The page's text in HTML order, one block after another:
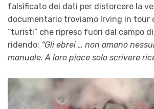
falsificato dei dati per distorcere la
documentario troviamo Irving in tour
“turisti” che ripreso fuori dal campo
ridendo: “Gli ebrei … non amano
manuale. A loro piace solo scrivere